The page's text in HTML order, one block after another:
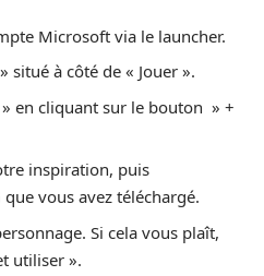
Microsoft via le launcher.
situé à côté de « Jouer ».
en cliquant sur le bouton » +
inspiration, puis
vous avez téléchargé.
Si cela vous plaît,
utiliser ».